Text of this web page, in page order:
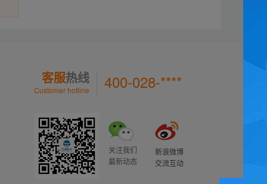
客服热线
Customer hotline 400-028-****
关注我们
最新动态
新浪微博
交流互动